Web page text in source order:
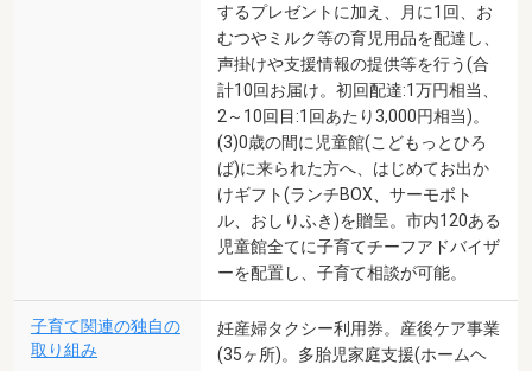
するプレゼントに加え、月に1回、お
むつやミルク等の育児用品を配達し、
声掛けや支援情報の提供等を行う(合
計10回お届け。初回配達:1万円相当、
2～10回目:1回あたり3,000円相当)。
(3)0歳の間に児童館(こどもっとひろ
ば)に来られた方へ、はじめてお出か
けギフト(ランチBOX、サーモボト
ル、おしりふき)を贈呈。市内120ある
児童館全てに子育てチーフアドバイザ
ーを配置し、子育て相談が可能。
子育て関連の独自の
取り組み
妊産婦タクシー利用券。産後ケア事業
(35ヶ所)。多胎児家庭支援(ホームヘ